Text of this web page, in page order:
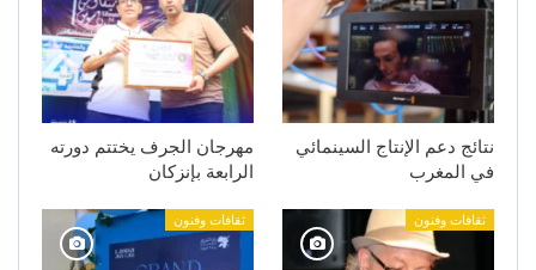
نتائج دعم الإنتاج السينمائي
في المغرب
مهرجان الجرف يختتم دورته
الرابعة بإنزكان
ثقافات وفنون ثقافات وفنون